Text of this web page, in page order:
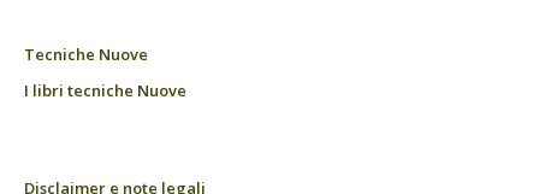
Tecniche Nuove
I libri tecniche Nuove
Disclaimer e note legali